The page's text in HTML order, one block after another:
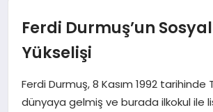
EĞITIM
EKONOMI
Ferdi Durmuş’un
Yükselişi
Ferdi Durmuş, 8 Kasım 1992 tarihinde
dünyaya gelmiş ve burada ilkokul ile